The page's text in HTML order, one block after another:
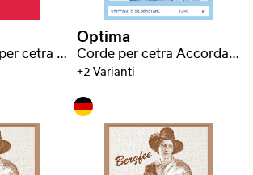
2606.2S corde per cetra "Böhm-Waldzither" argentate 2 asole
Optima
Corde per cetra Accordatura Bavarese
+2 Varianti